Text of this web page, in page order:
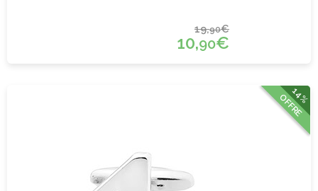
19,90€
10,90€
14%
OFFRE